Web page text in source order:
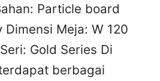
Particle board
Dimensi Meja: W 120
Gold Series Di
berbagai